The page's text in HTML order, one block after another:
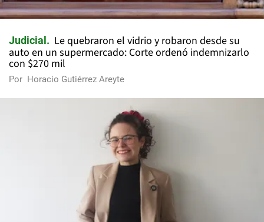
Judicial
Le quebraron el vidrio y robaron desde su
auto en un supermercado: Corte ordenó indemnizarlo
con $270 mil
Por Horacio Gutiérrez Areyte